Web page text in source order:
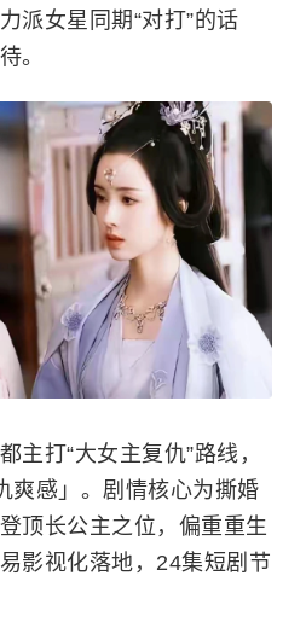
派女星同期“对打”的话
。
主打“大女主复仇”路线，
爽感」。剧情核心为撕婚
顶长公主之位，偏重重生
影视化落地，24集短剧节